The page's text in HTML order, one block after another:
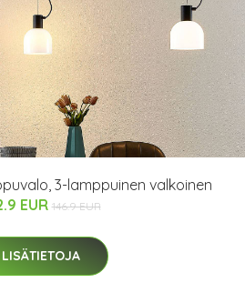
3-lamppuinen valkoinen
EUR 146.9 EUR
LISÄTIETOJA